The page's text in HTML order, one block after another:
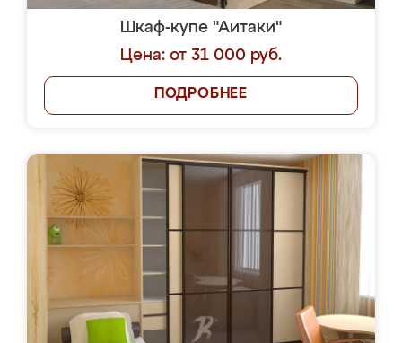
Шкаф-купе "Аитаки"
Цена: от 31 000 руб.
ПОДРОБНЕЕ